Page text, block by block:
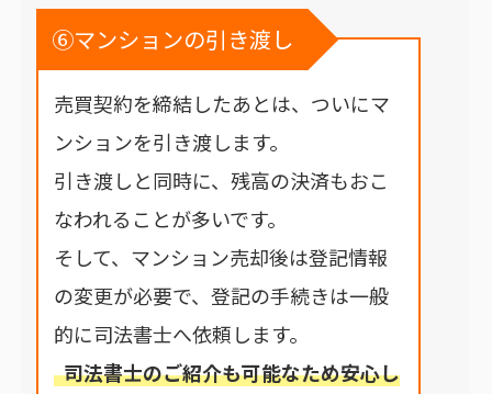
⑥マンションの引き渡し
売買契約を締結したあとは、ついにマ
ンションを引き渡します。
引き渡しと同時に、残高の決済もおこ
なわれることが多いです。
そして、マンション売却後は登記情報
の変更が必要で、登記の手続きは一般
的に司法書士へ依頼します。
司法書士のご紹介も可能なため安心し